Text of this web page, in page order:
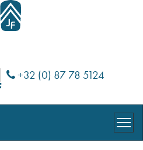
Phone
+32 (0) 87 78 5124
Facebook